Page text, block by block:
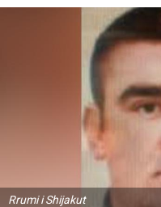
Rrumi i Shijakut